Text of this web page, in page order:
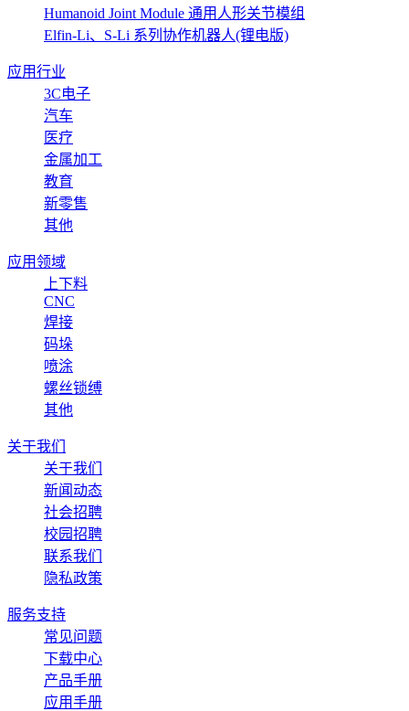
Humanoid Joint Module 通用人形关节模组
Elfin-Li、S-Li 系列协作机器人(锂电版)
应用行业
3C电子
汽车
医疗
金属加工
教育
新零售
其他
应用领域
上下料
CNC
焊接
码垛
喷涂
螺丝锁缚
其他
关于我们
关于我们
新闻动态
社会招聘
校园招聘
联系我们
隐私政策
服务支持
常见问题
下载中心
产品手册
应用手册